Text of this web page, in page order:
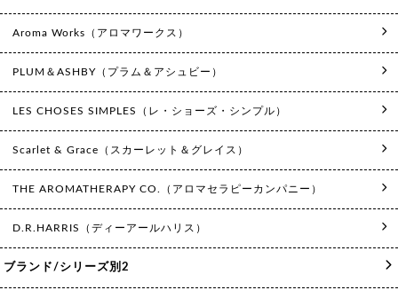
Aroma Works（アロマワークス）
PLUM＆ASHBY（プラム＆アシュビー）
LES CHOSES SIMPLES（レ・ショーズ・シンプル）
Scarlet & Grace（スカーレット＆グレイス）
THE AROMATHERAPY CO.（アロマセラピーカンパニー）
D.R.HARRIS（ディーアールハリス）
ブランド/シリーズ別2